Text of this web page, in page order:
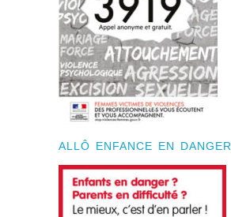
ALLÔ ENFANCE EN DANGER